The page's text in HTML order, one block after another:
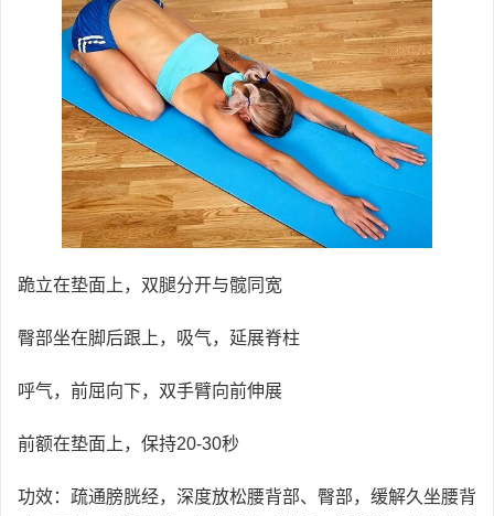
跪立在垫面上，双腿分开与髋同宽
臀部坐在脚后跟上，吸气，延展脊柱
呼气，前屈向下，双手臂向前伸展
前额在垫面上，保持20-30秒
功效：疏通膀胱经，深度放松腰背部、臀部，缓解久坐腰背